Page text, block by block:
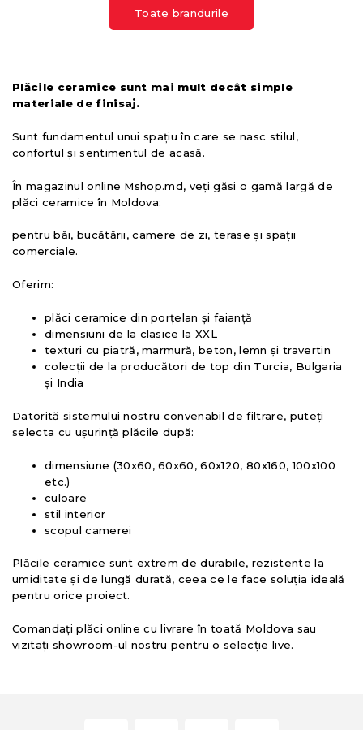
Toate brandurile
Plăcile ceramice sunt mai mult decât simple
materiale de finisaj.
Sunt fundamentul unui spațiu în care se nasc stilul,
confortul și sentimentul de acasă.
În magazinul online Mshop.md, veți găsi o gamă largă de
plăci ceramice în Moldova:
pentru băi, bucătării, camere de zi, terase și spații
comerciale.
Oferim:
plăci ceramice din porțelan și faianță
dimensiuni de la clasice la XXL
texturi cu piatră, marmură, beton, lemn și travertin
colecții de la producători de top din Turcia, Bulgaria
și India
Datorită sistemului nostru convenabil de filtrare, puteți
selecta cu ușurință plăcile după:
dimensiune (30x60, 60x60, 60x120, 80x160, 100x100
etc.)
culoare
stil interior
scopul camerei
Plăcile ceramice sunt extrem de durabile, rezistente la
umiditate și de lungă durată, ceea ce le face soluția ideală
pentru orice proiect.
Comandați plăci online cu livrare în toată Moldova sau
vizitați showroom-ul nostru pentru o selecție live.